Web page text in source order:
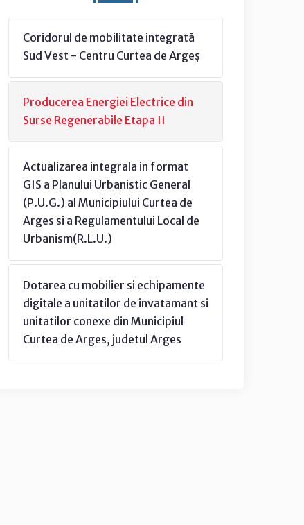
Coridorul de mobilitate integrată
Sud Vest - Centru Curtea de Argeș
Producerea Energiei Electrice din
Surse Regenerabile Etapa II
Actualizarea integrala in format
GIS a Planului Urbanistic General
(P.U.G.) al Municipiului Curtea de
Arges si a Regulamentului Local de
Urbanism(R.L.U.)
Dotarea cu mobilier si echipamente
digitale a unitatilor de invatamant si
unitatilor conexe din Municipiul
Curtea de Arges, judetul Arges